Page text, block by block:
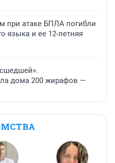
при атаке БПЛА погибли
языка и ее 12-летняя
дома 200 жирафов —